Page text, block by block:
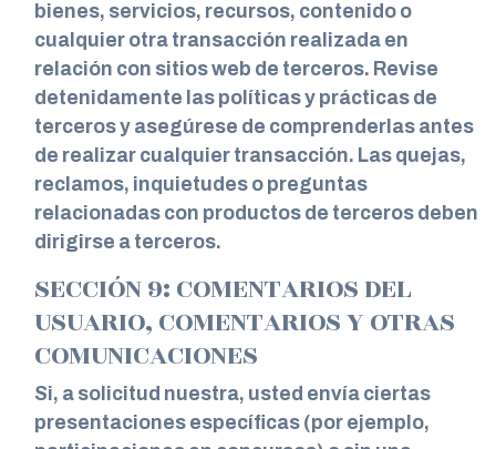
bienes, servicios, recursos, contenido o
cualquier otra transacción realizada en
relación con sitios web de terceros. Revise
detenidamente las políticas y prácticas de
terceros y asegúrese de comprenderlas antes
de realizar cualquier transacción. Las quejas,
reclamos, inquietudes o preguntas
relacionadas con productos de terceros deben
dirigirse a terceros.
SECCIÓN 9: COMENTARIOS DEL
USUARIO, COMENTARIOS Y OTRAS
COMUNICACIONES
Si, a solicitud nuestra, usted envía ciertas
presentaciones específicas (por ejemplo,